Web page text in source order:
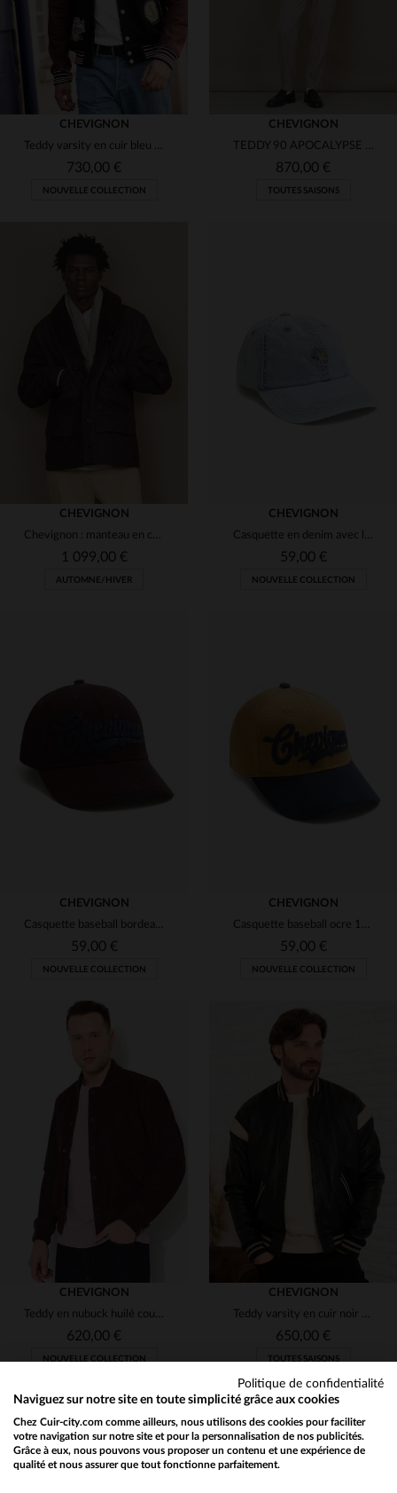
S
CHEVIGNON
Teddy varsity en cuir bleu marine et bordeaux
730,00 €
NOUVELLE COLLECTION
TAILLES DISPONIBLES
CHEVIGNON
TEDDY 90 APOCALYPSE : cuir d'agneau beige, coupe oversize Chevignon.
870,00 €
TOUTES SAISONS
TAILLES DISPONIBLES
CHEVIGNON
Chevignon : manteau en cuir de vachette, style cameraman intemporel.
1 099,00 €
AUTOMNE/HIVER
TAILLES DISPONIBLES
CHEVIGNON
Casquette en denim avec logo Chevignon brodé
59,00 €
NOUVELLE COLLECTION
TAILLES DISPONIBLES
CHEVIGNON
Casquette baseball bordeaux 100% coton avec broderie 3D bleu marine
59,00 €
NOUVELLE COLLECTION
TAILLES DISPONIBLES
CHEVIGNON
Casquette baseball ocre 100% coton avec broderie 3D bleu marine
59,00 €
NOUVELLE COLLECTION
CHEVIGNON
Teddy en nubuck huilé couleur bordeaux
620,00 €
NOUVELLE COLLECTION
CHEVIGNON
Teddy varsity en cuir noir et blanc style vintage
650,00 €
TOUTES SAISONS
Would you like to be redirected to our English site?
Politique de confidentialité
Naviguez sur notre site en toute simplicité grâce aux cookies
Chez Cuir-city.com comme ailleurs, nous utilisons des cookies pour faciliter
votre navigation sur notre site et pour la personnalisation de nos publicités.
Grâce à eux, nous pouvons vous proposer un contenu et une expérience de
qualité et nous assurer que tout fonctionne parfaitement.